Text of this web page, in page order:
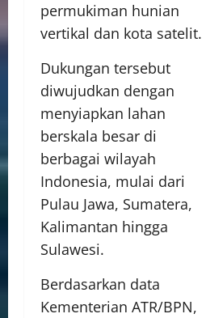
permukiman hunian
vertikal dan kota satelit.
Dukungan tersebut
diwujudkan dengan
menyiapkan lahan
berskala besar di
berbagai wilayah
Indonesia, mulai dari
Pulau Jawa, Sumatera,
Kalimantan hingga
Sulawesi.
Berdasarkan data
Kementerian ATR/BPN,